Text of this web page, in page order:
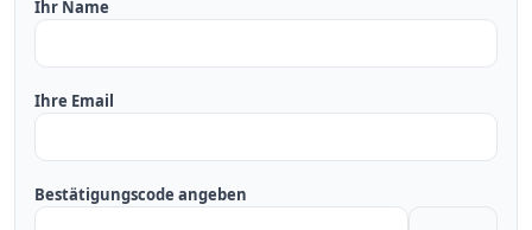
Ihr Name
Ihre Email
Bestätigungscode angeben